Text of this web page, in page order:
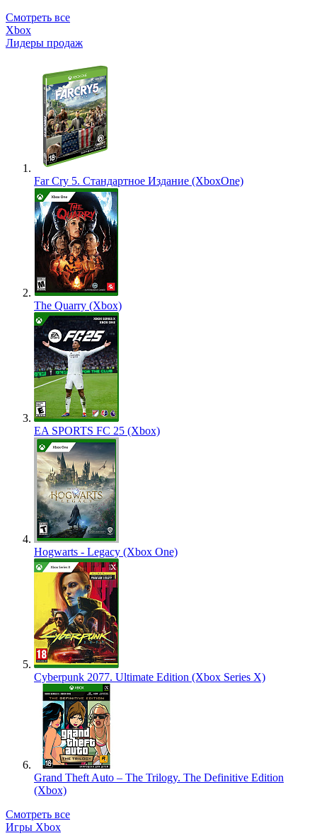
Смотреть все
Xbox
Лидеры продаж
Far Cry 5. Стандартное Издание (XboxOne)
The Quarry (Xbox)
EA SPORTS FC 25 (Xbox)
Hogwarts - Legacy (Xbox One)
Cyberpunk 2077. Ultimate Edition (Xbox Series X)
Grand Theft Auto – The Trilogy. The Definitive Edition
(Xbox)
Смотреть все
Игры Xbox